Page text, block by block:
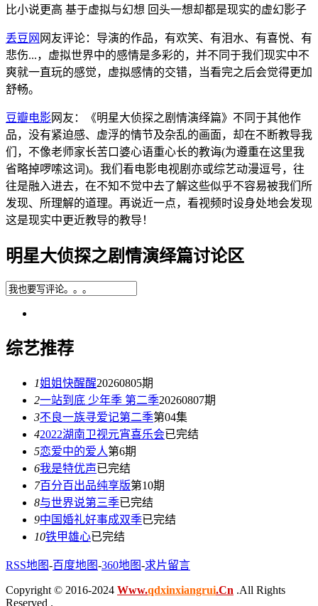
比小说更高 基于虚拟与幻想 回头一想却都是现实的虚幻影子
丢豆网 网友评论：导演的作品，有欢笑、有泪水、有喜悦、有
悲伤...，虚拟世界中的感情是多彩的，并不同于我们现实中不
爽就一直玩的感觉，虚拟感情的交错，当看完之后会觉得更加
舒畅。
豆瓣电影网友：《明星大侦探之剧情演绎篇》不同于其他作
品，没有紧迫感、虚浮的情节及杂乱的画面，却在不断教导我
们，不像老师家长苦口婆心语重心长的教诲(为遵重在这里我
省略掉啰嗦这词)。我们看电影电视剧亦或综艺动漫逗号，往
往是融入进去，在不知不觉中去了解这些似乎不容易被我们所
发现、所理解的道理。再说近一点，看视频时设身处地会发现
这是现实中更近教导的教导！
明星大侦探之剧情演绎篇讨论区
综艺推荐
1姐姐快醒醒20260805期
2一站到底 少年季 第二季20260807期
3不良一族寻爱记第二季第04集
42022湖南卫视元宵喜乐会已完结
5恋爱中的爱人第6期
6我是特优声已完结
7百分百出品纯享版第10期
8与世界说第三季已完结
9中国婚礼好事成双季已完结
10铁甲雄心已完结
RSS地图-百度地图-360地图-求片留言
Copyright © 2016-2024 Www.qdxinxiangrui.Cn .All Rights
Reserved .